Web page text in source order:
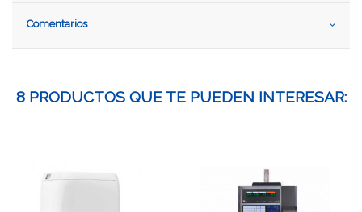
Comentarios
8 PRODUCTOS QUE TE PUEDEN INTERESAR: